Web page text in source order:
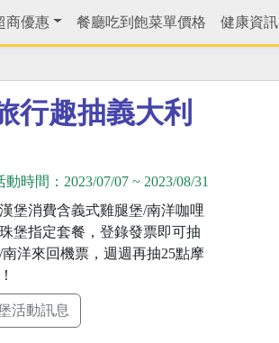
商優惠 餐廳吃到飽菜單價格 健康資訊
行趣抽義大利
動時間： 2023/07/07 ~ 2023/08/31
堡消費含義式雞腿堡/南洋咖哩
堡指定套餐，登錄發票即可抽
洋來回機票，週週再抽25點摩
活動訊息